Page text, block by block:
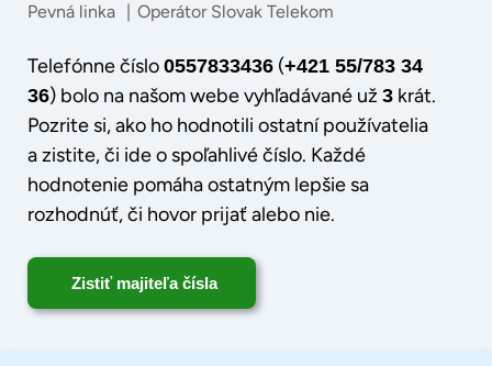
Pevná linka | Operátor Slovak Telekom
Telefónne číslo 0557833436(+421 55/783 34
36) bolo na našom webe vyhľadávané už 3krát.
Pozrite si, ako ho hodnotili ostatní používatelia
a zistite, či ide o spoľahlivé číslo. Každé
hodnotenie pomáha ostatným lepšie sa
rozhodnúť, či hovor prijať alebo nie.
Zistiť majiteľa čísla